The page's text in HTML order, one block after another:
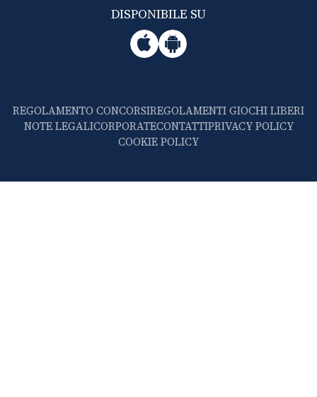
DISPONIBILE SU
REGOLAMENTO CONCORSIREGOLAMENTI GIOCHI LIBERI
NOTE LEGALICORPORATECONTATTIPRIVACY POLICY
COOKIE POLICY